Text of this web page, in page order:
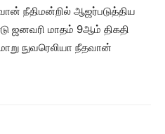
நீதிமன்றில் ஆஜர்படுத்திய
மாதம் 9ஆம் திகதி
நுவரெலியா நீதவான்